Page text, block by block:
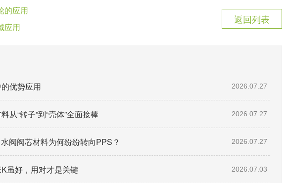
的应用
应用
返回列表
优势应用 2026.07.27
从“转子”到“壳体”全面接棒 2026.07.27
阀阀芯材料为何纷纷转向PPS？ 2026.07.27
虽好，用对才是关键 2026.07.03